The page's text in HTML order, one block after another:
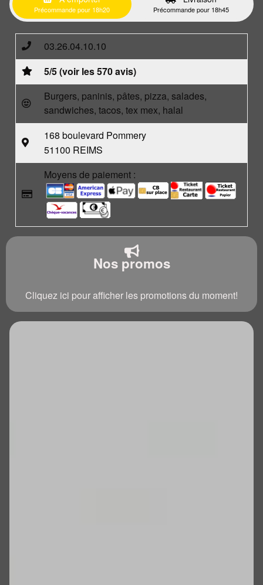
Précommande pour 18h20 Précommande pour 18h45
03.26.04.10.10
5/5 (voir les 570 avis)
Burgers, paninis, pâtes, pizza, salades,
sandwiches, tacos, tex mex, halal
168 boulevard Pommery
51100 REIMS
Moyens de paiement :
Nos promos
Cliquez ici pour afficher les promotions du moment!